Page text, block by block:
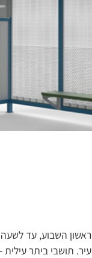
תושבי ביתר